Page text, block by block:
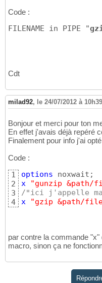
Code :
FILENAME in PIPE "
Cdt
milad92, le 24/07/2012 à 10h39
Bonjour et merci pour ton
En effet j'avais déjà repéré
Finalement pour info j'ai
Code :
1
2
3
4
options
x
"gunzip &path/
/*ici j'appelle ma
x
"gzip &path/
par contre la commande
macro, sinon ça ne